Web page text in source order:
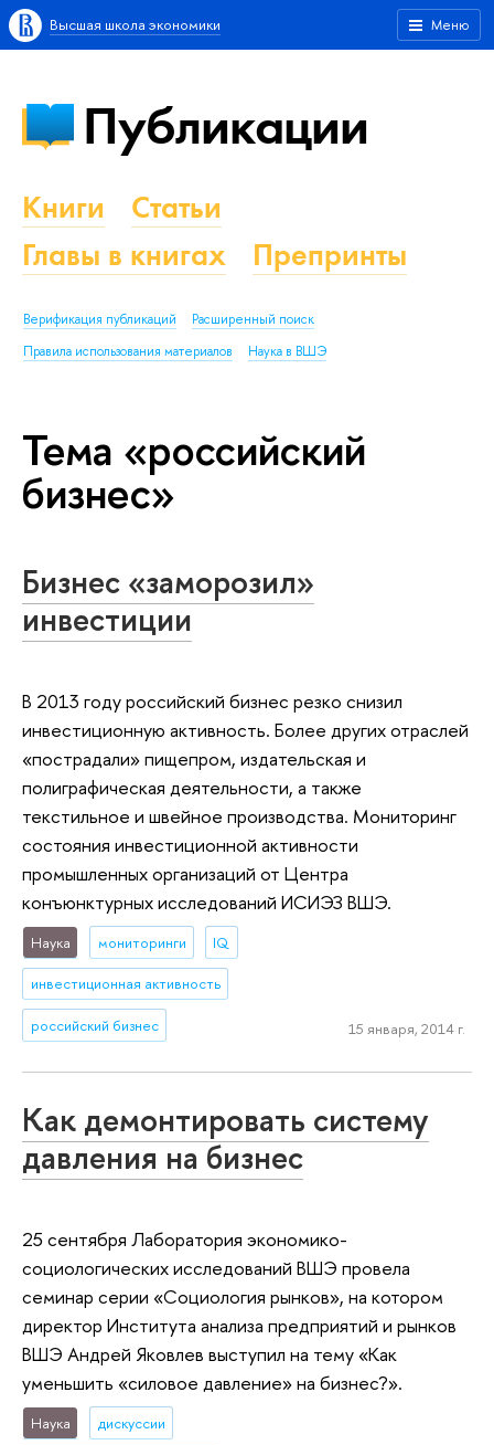
Меню
Высшая школа экономики
Публикации
Книги
Статьи
Главы в книгах
Препринты
Верификация публикаций
Расширенный поиск
Правила использования материалов
Наука в ВШЭ
Тема «российский
бизнес»
Бизнес «заморозил»
инвестиции
В 2013 году российский бизнес резко снизил
инвестиционную активность. Более других отраслей
«пострадали» пищепром, издательская и
полиграфическая деятельности, а также
текстильное и швейное производства. Мониторинг
состояния инвестиционной активности
промышленных организаций от Центра
конъюнктурных исследований ИСИЭЗ ВШЭ.
Наука мониторинги IQ
инвестиционная активность
российский бизнес 15 января, 2014 г.
Как демонтировать систему
давления на бизнес
25 сентября Лаборатория экономико-
социологических исследований ВШЭ провела
семинар серии «Социология рынков», на котором
директор Института анализа предприятий и рынков
ВШЭ Андрей Яковлев выступил на тему «Как
уменьшить «силовое давление» на бизнес?».
Наука дискуссии